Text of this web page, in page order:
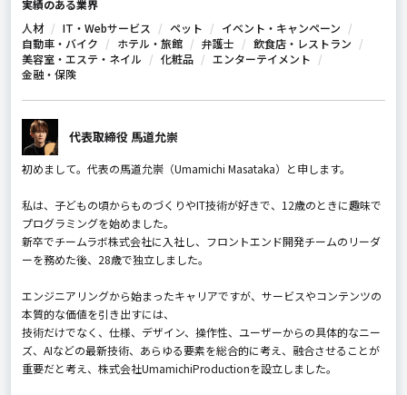
実績のある業界
人材
IT・Webサービス ペット
イベント・キャンペーン
自動車・バイク
ホテル・旅館 弁護士
飲食店・レストラン
美容室・エステ・ネイル
化粧品
エンターテイメント
金融・保険
代表取締役 馬道允崇
初めまして。代表の馬道允崇（Umamichi Masataka）と申します。
私は、子どもの頃からものづくりやIT技術が好きで、12歳のときに趣味で
プログラミングを始めました。
新卒でチームラボ株式会社に入社し、フロントエンド開発チームのリーダ
ーを務めた後、28歳で独立しました。
エンジニアリングから始まったキャリアですが、サービスやコンテンツの
本質的な価値を引き出すには、
技術だけでなく、仕様、デザイン、操作性、ユーザーからの具体的なニー
ズ、AIなどの最新技術、あらゆる要素を総合的に考え、融合させることが
重要だと考え、株式会社UmamichiProductionを設立しました。